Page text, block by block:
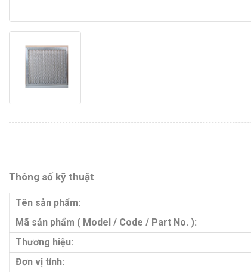
Thông số kỹ thuật
Tên sản phẩm:
Mã sản phẩm ( Model / Code / Part No. ):
Thương hiệu:
Đơn vị tính: